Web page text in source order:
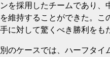
ンを採用したチームであり、
を維持することができた。こ
手に対して驚くべき勝利をも
別のケースでは、ハーフタイ